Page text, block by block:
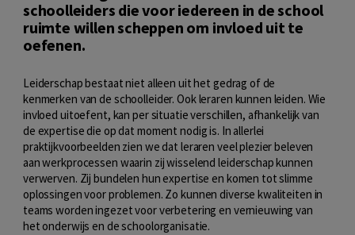
schoolleiders die voor iedereen in de school
ruimte willen scheppen om invloed uit te
oefenen.
Leiderschap bestaat niet alleen uit het gedrag of de
kenmerken van de schoolleider. Ook leraren kunnen leiden. Wie
invloed uitoefent, kan per situatie verschillen, afhankelijk van
de expertise die op dat moment nodig is. In allerlei
praktijkvoorbeelden zien we dat leraren veel plezier beleven
aan werkprocessen waarin zij wisselend leiderschap kunnen
verwerven. Zij bundelen hun expertise en komen tot slimme
oplossingen voor problemen. Zo kunnen diverse kwaliteiten in
teams worden ingezet voor verbetering en vernieuwing van
het onderwijs en de schoolorganisatie.